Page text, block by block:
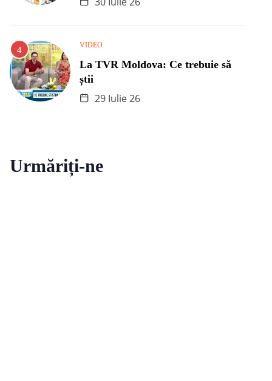
VIDEO
La TVR Moldova: Ce trebuie să
știi
29 Iulie 26
Urmăriți-ne